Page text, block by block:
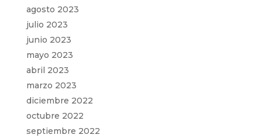
agosto 2023
julio 2023
junio 2023
mayo 2023
abril 2023
marzo 2023
diciembre 2022
octubre 2022
septiembre 2022